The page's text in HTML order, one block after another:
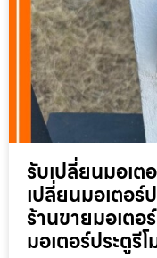
รับเปลี่ยนมอเต
เปลี่ยนมอเตอร์
ร้านขายมอเตอ
มอเตอร์ประตูรี